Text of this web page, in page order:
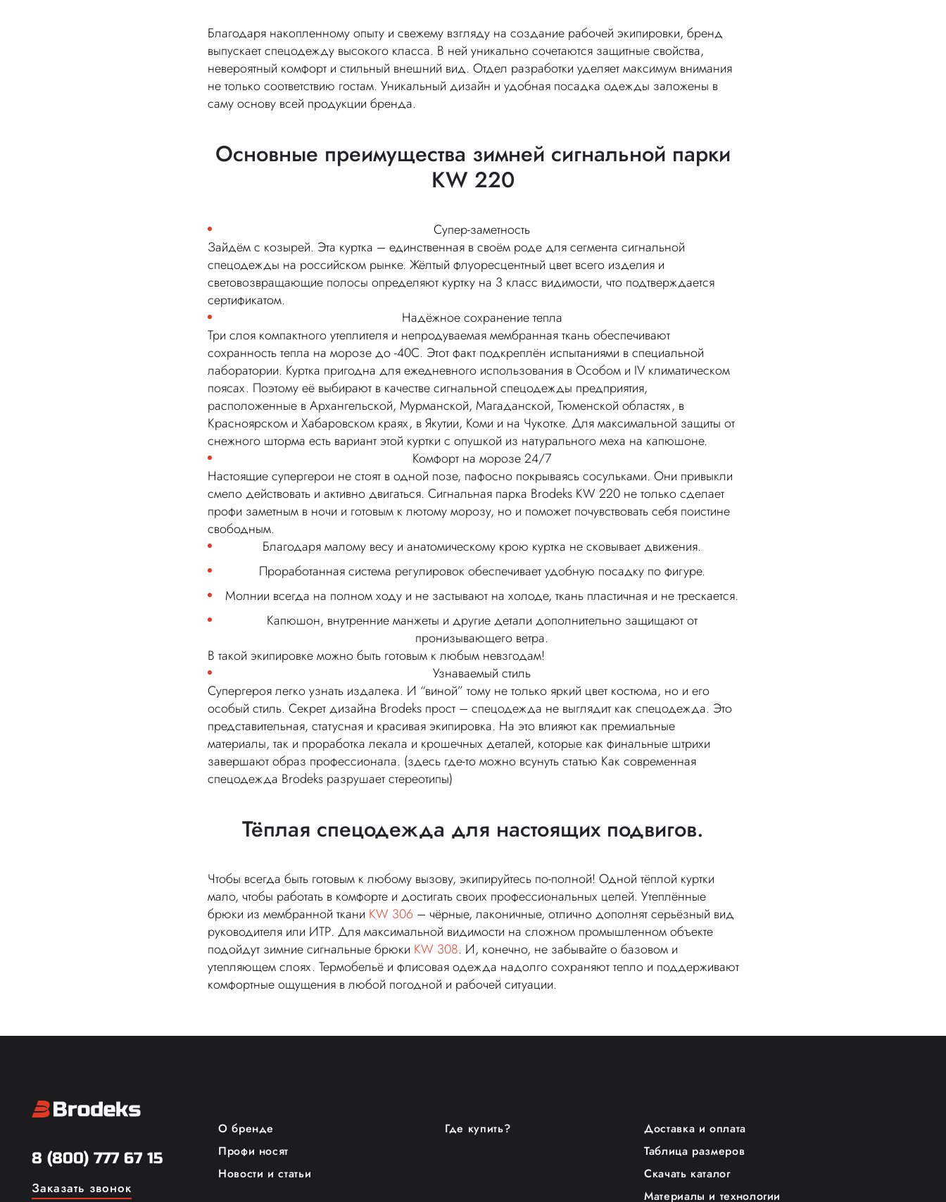
Благодаря накопленному опыту и свежему взгляду на создание рабочей экипировки, бренд
выпускает спецодежду высокого класса. В ней уникально сочетаются защитные свойства,
невероятный комфорт и стильный внешний вид. Отдел разработки уделяет максимум внимания
не только соответствию гостам. Уникальный дизайн и удобная посадка одежды заложены в
саму основу всей продукции бренда.
Основные преимущества зимней сигнальной парки
KW 220
Супер-заметность
Зайдём с козырей. Эта куртка – единственная в своём роде для сегмента сигнальной
спецодежды на российском рынке. Жёлтый флуоресцентный цвет всего изделия и
световозвращающие полосы определяют куртку на 3 класс видимости, что подтверждается
сертификатом.
Надёжное сохранение тепла
Три слоя компактного утеплителя и непродуваемая мембранная ткань обеспечивают
сохранность тепла на морозе до -40С. Этот факт подкреплён испытаниями в специальной
лаборатории. Куртка пригодна для ежедневного использования в Особом и IV климатическом
поясах. Поэтому её выбирают в качестве сигнальной спецодежды предприятия,
расположенные в Архангельской, Мурманской, Магаданской, Тюменской областях, в
Красноярском и Хабаровском краях, в Якутии, Коми и на Чукотке. Для максимальной защиты от
снежного шторма есть вариант этой куртки с опушкой из натурального меха на капюшоне.
Комфорт на морозе 24/7
Настоящие супергерои не стоят в одной позе, пафосно покрываясь сосульками. Они привыкли
смело действовать и активно двигаться. Сигнальная парка Brodeks KW 220 не только сделает
профи заметным в ночи и готовым к лютому морозу, но и поможет почувствовать себя поистине
свободным.
Благодаря малому весу и анатомическому крою куртка не сковывает движения.
Проработанная система регулировок обеспечивает удобную посадку по фигуре.
Молнии всегда на полном ходу и не застывают на холоде, ткань пластичная и не трескается.
Капюшон, внутренние манжеты и другие детали дополнительно защищают от
пронизывающего ветра.
В такой экипировке можно быть готовым к любым невзгодам!
Узнаваемый стиль
Супергероя легко узнать издалека. И “виной” тому не только яркий цвет костюма, но и его
особый стиль. Секрет дизайна Brodeks прост – спецодежда не выглядит как спецодежда. Это
представительная, статусная и красивая экипировка. На это влияют как премиальные
материалы, так и проработка лекала и крошечных деталей, которые как финальные штрихи
завершают образ профессионала. (здесь где-то можно всунуть статью Как современная
спецодежда Brodeks разрушает стереотипы)
Тёплая спецодежда для настоящих подвигов.
Чтобы всегда быть готовым к любому вызову, экипируйтесь по-полной! Одной тёплой куртки
мало, чтобы работать в комфорте и достигать своих профессиональных целей. Утеплённые
брюки из мембранной ткани KW 306– чёрные, лаконичные, отлично дополнят серьёзный вид
руководителя или ИТР. Для максимальной видимости на сложном промышленном объекте
подойдут зимние сигнальные брюки KW 308. И, конечно, не забывайте о базовом и
утепляющем слоях. Термобельё и флисовая одежда надолго сохраняют тепло и поддерживают
комфортные ощущения в любой погодной и рабочей ситуации.
8 (800) 777 67 15
Заказать звонок
О бренде
Профи носят
Новости и статьи
Где купить?
Доставка и оплата
Таблица размеров
Скачать каталог
Материалы и технологии